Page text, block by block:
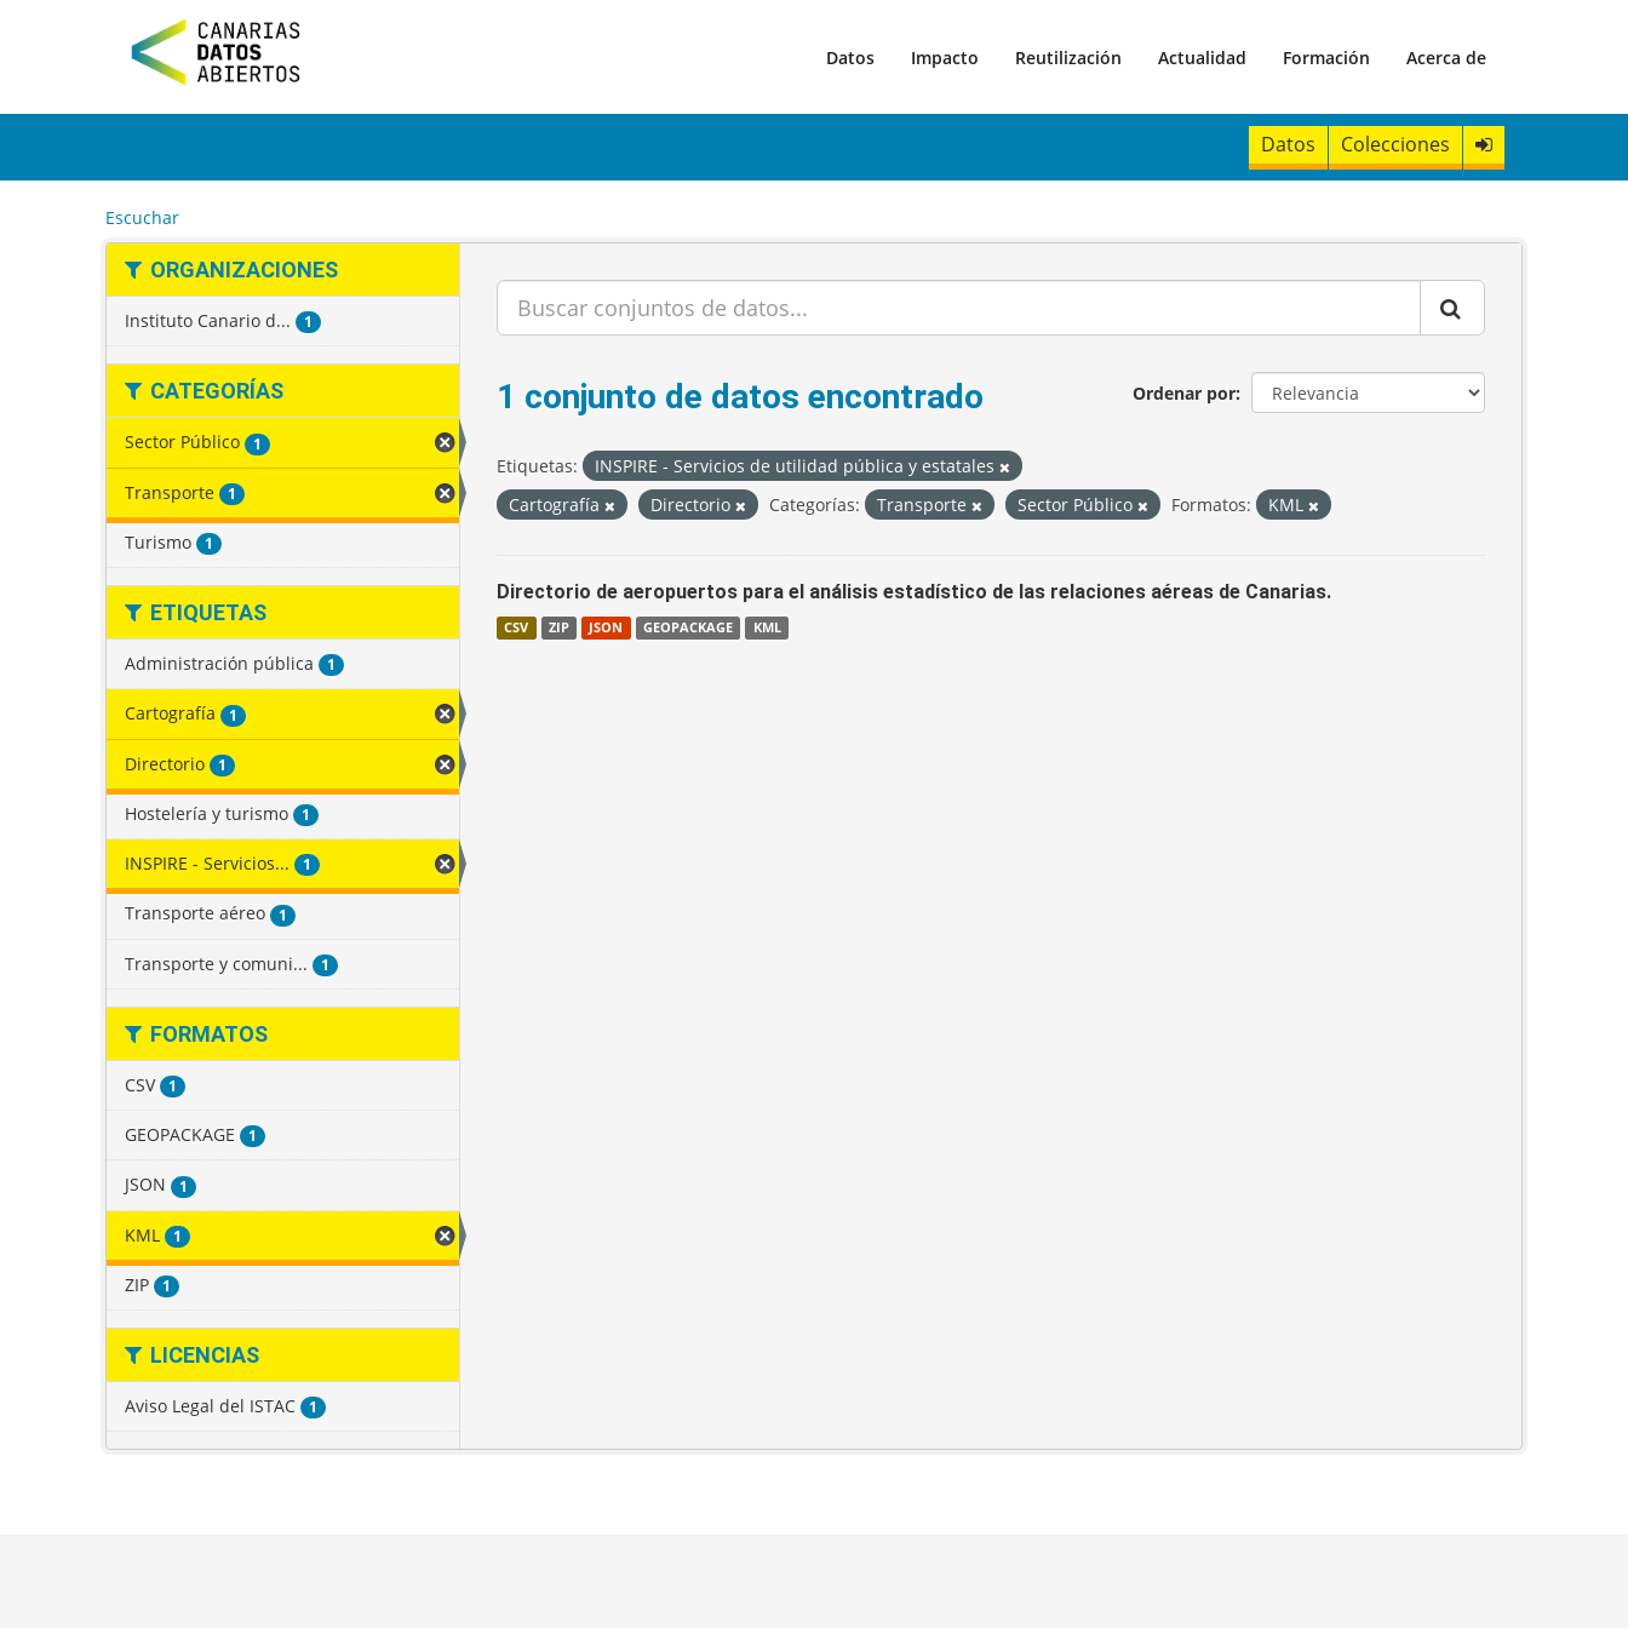
t
Datos Impacto Reutilización Actualidad Formación Acerca de
Datos Colecciones
Escuchar
ORGANIZACIONES
Instituto Canario d... 1
CATEGORÍAS
Sector Público 1
Transporte 1
Turismo 1
ETIQUETAS
Administración pública 1
Cartografía 1
Directorio 1
Hostelería y turismo 1
INSPIRE - Servicios... 1
Transporte aéreo 1
Transporte y comuni... 1
FORMATOS
CSV 1
GEOPACKAGE 1
JSON 1
KML 1
ZIP 1
LICENCIAS
Aviso Legal del ISTAC 1
Ordenar por
1 conjunto de datos encontrado
Etiquetas:
INSPIRE - Servicios de utilidad pública y estatales
Cartografía
Directorio Categorías: Transporte Sector Público Formatos: KML
Directorio de aeropuertos para el análisis estadístico de las relaciones aéreas de Canarias.
CSV ZIP JSON GEOPACKAGE KML